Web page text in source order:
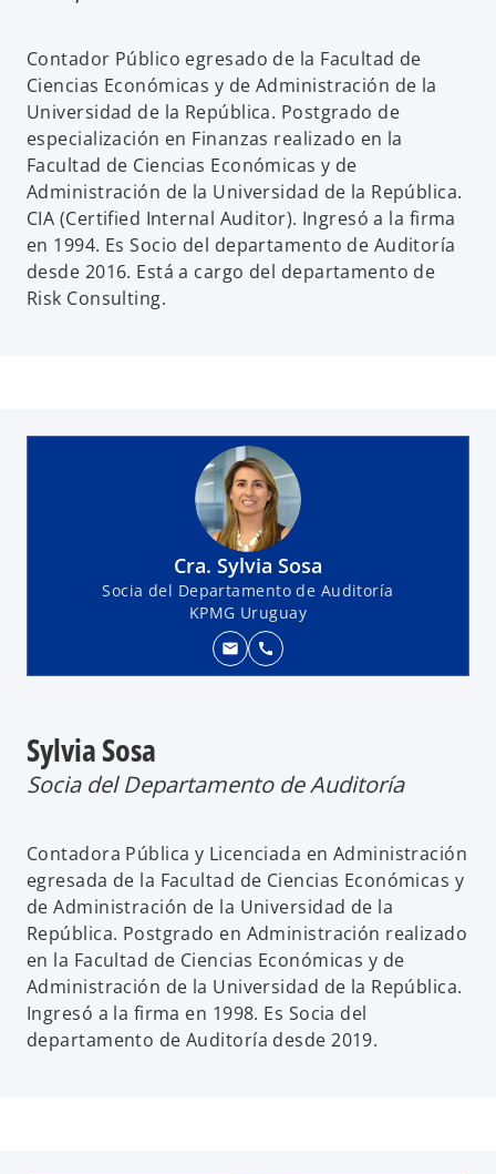
Contador Público egresado de la Facultad de
Ciencias Económicas y de Administración de la
Universidad de la República. Postgrado de
especialización en Finanzas realizado en la
Facultad de Ciencias Económicas y de
Administración de la Universidad de la República.
CIA (Certified Internal Auditor). Ingresó a la firma
en 1994. Es Socio del departamento de Auditoría
desde 2016. Está a cargo del departamento de
Risk Consulting.
Cra. Sylvia Sosa
Socia del Departamento de Auditoría
KPMG Uruguay
mail call
Sylvia Sosa
Socia del Departamento de Auditoría
Contadora Pública y Licenciada en Administración
egresada de la Facultad de Ciencias Económicas y
de Administración de la Universidad de la
República. Postgrado en Administración realizado
en la Facultad de Ciencias Económicas y de
Administración de la Universidad de la República.
Ingresó a la firma en 1998. Es Socia del
departamento de Auditoría desde 2019.